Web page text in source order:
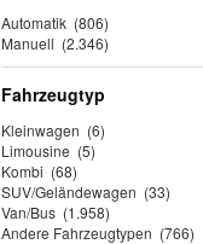
Automatik (806)
Manuell (2.346)
Fahrzeugtyp
Kleinwagen (6)
Limousine (5)
Kombi (68)
SUV/Geländewagen (33)
Van/Bus (1.958)
Andere Fahrzeugtypen (766)